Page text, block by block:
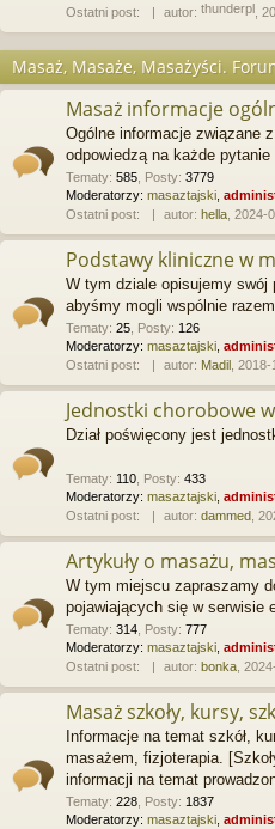
Ostatni post:
autor: thunderpl ,
Masaż, Masaże, Masażyści.
Masaż informacje
Ogólne informacje związane
odpowiedzą na każde
Tematy: 585 Posty: 3779
Moderatorzy: masaztajski
Ostatni post:
autor: hella , 2024-
Podstawy kliniczne w
W tym dziale opisujemy
abyśmy mogli wspólnie
Tematy: 25 Posty: 126
Moderatorzy: masaztajski
Ostatni post:
autor: Madil ,
Jednostki chorobowe
Dział poświęcony jest
Tematy: 110 Posty: 433
Moderatorzy: masaztajski
Ostatni post:
autor: dammed ,
Artykuły o masażu,
W tym miejscu zapraszamy
pojawiających się w serwisie
Tematy: 314 Posty: 777
Moderatorzy: masaztajski
Ostatni post:
autor: bonka ,
Masaż szkoły, kursy,
Informacje na temat szkół,
masażem, fizjoterapia.
informacji na temat
Tematy: 228 Posty: 1837
Moderatorzy: masaztajski